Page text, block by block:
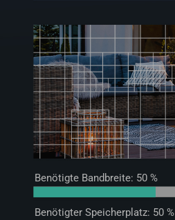
Benötigte Bandbreite: 50 %
Benötigter Speicherplatz: 50 %